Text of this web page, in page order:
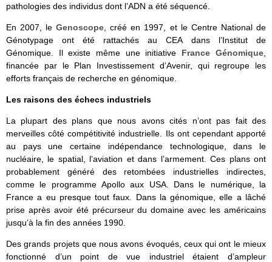
pathologies des individus dont l’ADN a été séquencé.
En 2007, le Genoscope , créé en 1997, et le Centre National de
Génotypage ont été rattachés au CEA dans l’Institut de
Génomique. Il existe même une initiative France Génomique
financée par le Plan Investissement d’Avenir, qui regroupe les
efforts français de recherche en génomique.
Les raisons des échecs industriels
La plupart des plans que nous avons cités n’ont pas fait des
merveilles côté compétitivité industrielle. Ils ont cependant apporté
au pays une certaine indépendance technologique, dans le
nucléaire, le spatial, l’aviation et dans l’armement. Ces plans ont
probablement généré des retombées industrielles indirectes,
comme le programme Apollo aux USA. Dans le numérique, la
France a eu presque tout faux. Dans la génomique, elle a lâché
prise après avoir été précurseur du domaine avec les américains
jusqu’à la fin des années 1990.
Des grands projets que nous avons évoqués, ceux qui ont le mieux
fonctionné d’un point de vue industriel étaient d’ampleur